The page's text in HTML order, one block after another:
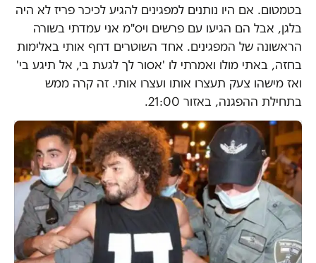
בטמטום. אם היו נותנים למפגינים להגיע לכיכר פריז לא היה
בלגן, אבל הם הגיעו עם פרשים ויס"מ אני עמדתי בשורה
הראשונה של המפגינים. אחד השוטרים דחף אותי באלימות
בחזה, באתי מולו ואמרתי לו 'אסור לך לגעת בי, אל תיגע בי'
ואז מישהו צעק תעצרו אותו ועצרו אותי. זה קרה ממש
בתחילת ההפגנה, באזור 21:00.